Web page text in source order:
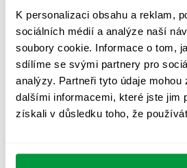
K personalizaci obsahu a reklam,
sociálních médií a analýze naší
soubory cookie. Informace o tom,
sdílíme se svými partnery pro
analýzy. Partneři tyto údaje mohou
dalšími informacemi, které jste jim
získali v důsledku toho, že
Chcete mít jistotu, že je vaše
všech norem a zákonů?
Provedemevýpočty denního
pozemku i proslunění místností.
studii a snad i klid od sousedů.
CHCI ZMĚŘIT OSLUNĚNÍ A